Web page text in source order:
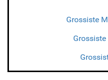
Grossiste